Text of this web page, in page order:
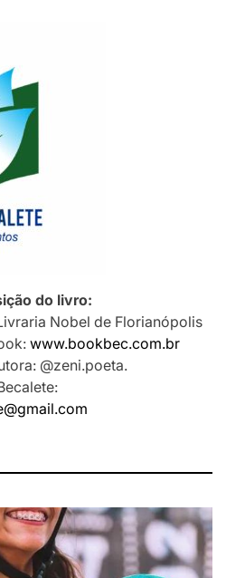
do livro:
Nobel de Florianópolis
www.bookbec.com.br
@zeni.poeta.